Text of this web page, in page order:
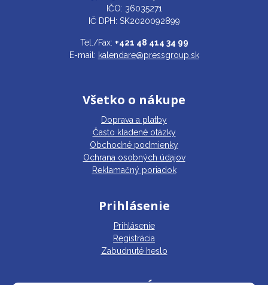
IČO: 36035271
IČ DPH: SK2020092899
Tel./Fax: +421 48 414 34 99
E-mail: kalendare@pressgroup.sk
Všetko o nákupe
Doprava a platby
Často kladené otázky
Obchodné podmienky
Ochrana osobných údajov
Reklamačný poriadok
Prihlásenie
Prihlásenie
Registrácia
Zabudnuté heslo